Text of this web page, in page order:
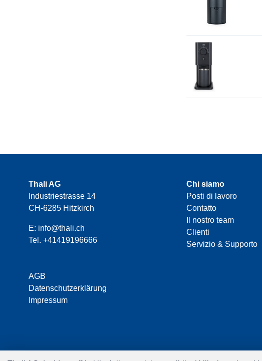
Thali AG
Industriestrasse 14
CH-6285 Hitzkirch
E: info@thali.ch
Tel. +41419196666
AGB
Datenschutzerklärung
Impressum
Chi siamo
Posti di lavoro
Contatto
Il nostro team
Clienti
Servizio & Supporto